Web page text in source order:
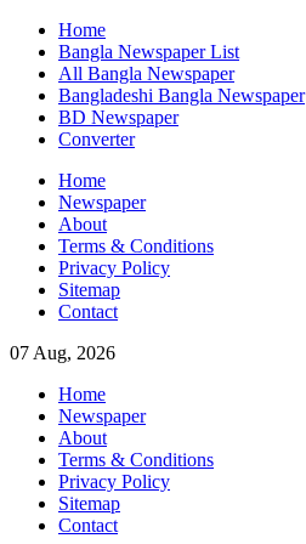
Skip
content
Home
Bangla Newspaper List
All Bangla Newspaper
Bangladeshi Bangla Newspaper
BD Newspaper
Converter
Home
Newspaper
About
Terms & Conditions
Privacy Policy
Sitemap
Contact
07 Aug, 2026
Home
Newspaper
About
Terms & Conditions
Privacy Policy
Sitemap
Contact